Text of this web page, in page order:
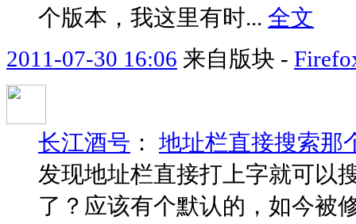
个版本，我这里有时... 全文
2011-07-30 16:06 来自版块 -
长江酒号 ： 地址栏直接搜索那
发现地址栏直接打上字就可以
了？应该有个默认的，如今被